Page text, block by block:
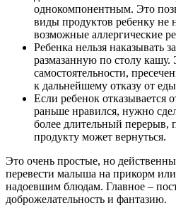
однокомпонентным. Это
виды продуктов ребенку не
возможные аллергические
Ребенка нельзя наказывать
размазанную по столу
самостоятельности,
к дальнейшему отказу от
Если ребенок отказывается
раньше нравился, нужно
более длительный перерыв,
продукту может вернуться.
Это очень простые, но
перевести малыша на прикорм или
надоевшим блюдам. Главное –
доброжелательность и фантазию.